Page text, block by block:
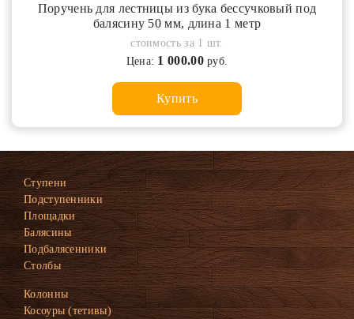
Поручень для лестницы из бука бессучковый под
балясину 50 мм, длина 1 метр
стоимость за 1 шт.
Цена: 1 000.00руб.
Купить
Ступени
Подступенники
Площадки
Балясины
Подбалясенники
Столбы
Колонны
Косоуры (тетивы)